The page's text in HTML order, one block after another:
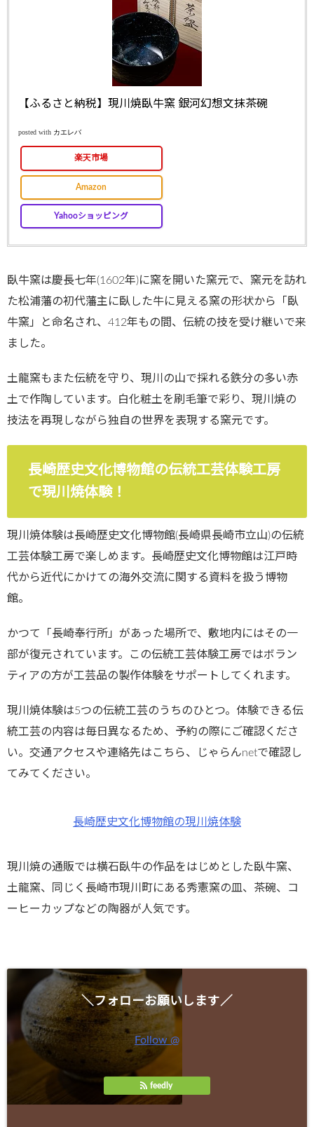
【ふるさと納税】現川焼臥牛窯 銀河幻想文抹茶碗
posted with カエレバ
楽天市場
Amazon
Yahooショッピング
臥牛窯は慶長七年(1602年)に窯を開いた窯元で、窯元を訪れ
た松浦藩の初代藩主に臥した牛に見える窯の形状から「臥
牛窯」と命名され、412年もの間、伝統の技を受け継いで来
ました。
土龍窯もまた伝統を守り、現川の山で採れる鉄分の多い赤
土で作陶しています。白化粧土を刷毛筆で彩り、現川焼の
技法を再現しながら独自の世界を表現する窯元です。
長崎歴史文化博物館の伝統工芸体験工房
で現川焼体験！
現川焼体験は長崎歴史文化博物館(長崎県長崎市立山)の伝統
工芸体験工房で楽しめます。長崎歴史文化博物館は江戸時
代から近代にかけての海外交流に関する資料を扱う博物
館。
かつて「長崎奉行所」があった場所で、敷地内にはその一
部が復元されています。この伝統工芸体験工房ではボラン
ティアの方が工芸品の製作体験をサポートしてくれます。
現川焼体験は5つの伝統工芸のうちのひとつ。体験できる伝
統工芸の内容は毎日異なるため、予約の際にご確認くださ
い。交通アクセスや連絡先はこちら、じゃらんnetで確認し
てみてください。
長崎歴史文化博物館の現川焼体験
現川焼の通販では横石臥牛の作品をはじめとした臥牛窯、
土龍窯、同じく長崎市現川町にある秀憲窯の皿、茶碗、コ
ーヒーカップなどの陶器が人気です。
＼フォローお願いします／
Follow @
feedly